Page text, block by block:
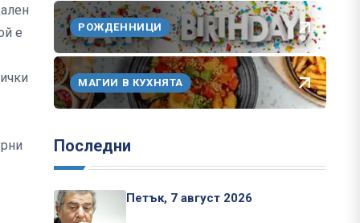
е
РОЖДЕННИЦИ
МАГИИ В КУХНЯТА
Последни
Петък, 7 август 2026